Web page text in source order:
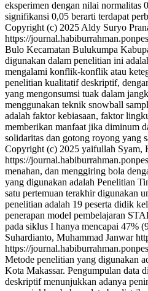
eksperimen dengan nilai normalitas
signifikansi 0,05 berarti terdapat
Copyright (c) 2025 Aldy Suryo
https://
Bulo Kecamatan Bulukumpa
digunakan dalam penelitian ini
mengalami konflik-konflik atau
penelitian kualitatif deskriptif,
yang mengonsumsi tuak dalam
menggunakan teknik snowball
adalah faktor kebiasaan, faktor
memberikan manfaat jika diminum
solidaritas dan gotong royong yang
Copyright (c) 2025 yaifullah Syam,
https://
menahan, dan menggiring bola
yang digunakan adalah Penelitian
satu pertemuan terakhir digunakan
penelitian adalah 19 peserta didik
penerapan model pembelajaran
pada siklus I hanya mencapai 47%
Suhardianto, Muhammad Janwar
https://
Metode penelitian yang digunakan
Kota Makassar. Pengumpulan data
deskriptif menunjukkan adanya